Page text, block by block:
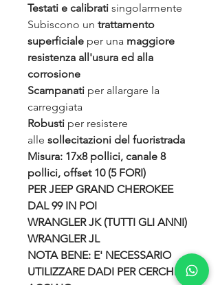
Testati e calibrati singolarmente
Subiscono un trattamento
superficiale per una maggiore
resistenza all'usura ed alla
corrosione
Scampanati per allargare la
carreggiata
Robusti per resistere
alle sollecitazioni del fuoristrada
Misura: 17x8 pollici, canale 8
pollici, offset 10 (5 FORI)
PER JEEP GRAND CHEROKEE
DAL 99 IN POI
WRANGLER JK (TUTTI GLI ANNI)
WRANGLER JL
NOTA BENE: E' NECESSARIO
UTILIZZARE DADI PER CERCHI IN